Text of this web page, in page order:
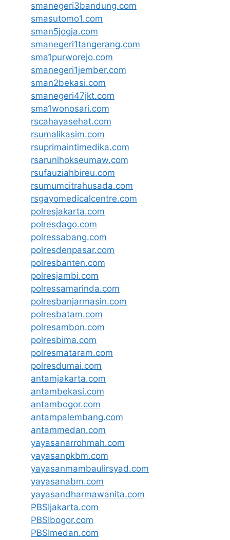
smanegeri3bandung.com
smasutomo1.com
sman5jogja.com
smanegeri1tangerang.com
sma1purworejo.com
smanegeri1jember.com
sman2bekasi.com
smanegeri47jkt.com
sma1wonosari.com
rscahayasehat.com
rsumalikasim.com
rsuprimaintimedika.com
rsarunlhokseumaw.com
rsufauziahbireu.com
rsumumcitrahusada.com
rsgayomedicalcentre.com
polresjakarta.com
polresdago.com
polressabang.com
polresdenpasar.com
polresbanten.com
polresjambi.com
polressamarinda.com
polresbanjarmasin.com
polresbatam.com
polresambon.com
polresbima.com
polresmataram.com
polresdumai.com
antamjakarta.com
antambekasi.com
antambogor.com
antampalembang.com
antammedan.com
yayasanarrohmah.com
yayasanpkbm.com
yayasanmambaulirsyad.com
yayasanabm.com
yayasandharmawanita.com
PBSIjakarta.com
PBSIbogor.com
PBSImedan.com